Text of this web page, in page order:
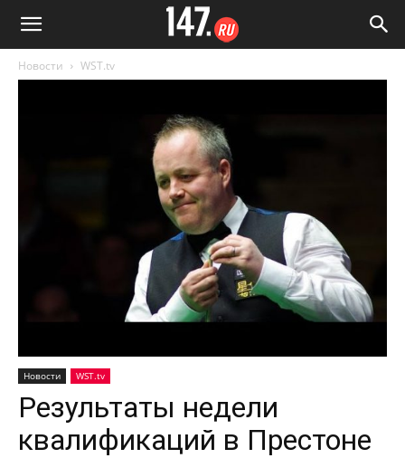
Новости WST.tv
Новости WST.tv
Результаты недели
квалификаций в Престоне